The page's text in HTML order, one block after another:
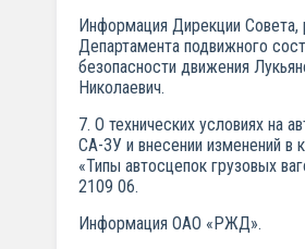
Информация Дирекции Совета,
Департамента подвижного
безопасности движения
Николаевич.
7. О технических условиях на
СА-3У и внесении изменений в
«Типы автосцепок грузовых
2109 06.
Информация ОАО «РЖД».